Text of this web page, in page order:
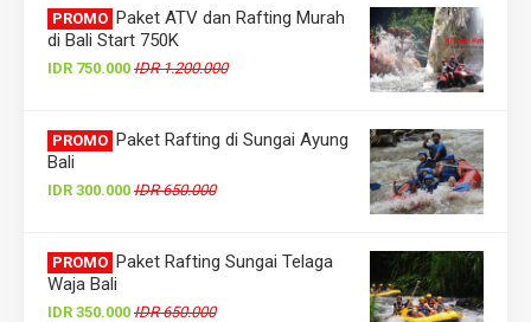
PROMO Paket ATV dan Rafting Murah
di Bali Start 750K
IDR 750.000 IDR 1.200.000
PROMO Paket Rafting di Sungai Ayung
Bali
IDR 300.000 IDR 650.000
PROMO Paket Rafting Sungai Telaga
Waja Bali
IDR 350.000 IDR 650.000